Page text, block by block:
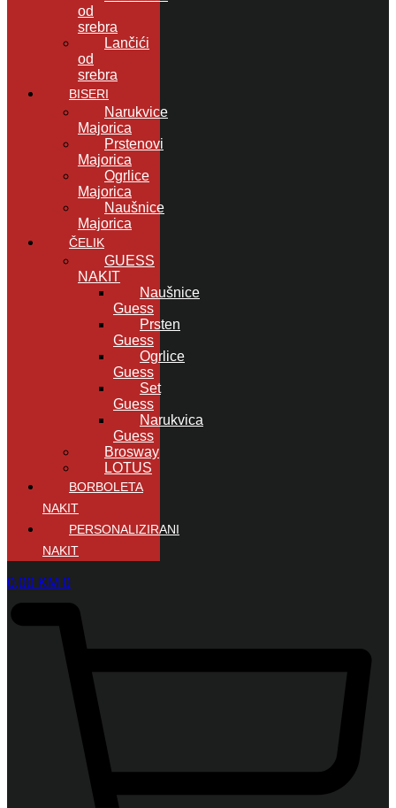
od
srebra
Lančići
od
srebra
BISERI
Narukvice
Majorica
Prstenovi
Majorica
Ogrlice
Majorica
Naušnice
Majorica
ČELIK
GUESS
NAKIT
Naušnice
Guess
Prsten
Guess
Ogrlice
Guess
Set
Guess
Narukvica
Guess
Brosway
LOTUS
BORBOLETA
NAKIT
PERSONALIZIRANI
NAKIT
0,00 KM 0